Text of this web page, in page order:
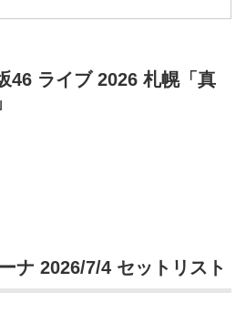
46 ライブ 2026 札幌「真
ナ 2026/7/4 セットリスト